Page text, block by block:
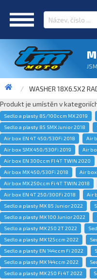
WASHER 18X6.5X2
Produkt je umístěn v
Sedlo a plasty 85/100ccm MX 2019
Sedlo a plasty 85 SMX Junior 2018
Air box EN 4T 450/530Fi 2018
Air
Air box SMX 450/530Fi 2019
Air
Air box EN 300ccm FI 4T TWIN 2020
Air box MX 450/530Fi 2018
Air box
Air box MX 250ccm Fi 4T TWIN 2018
Air box EN 4T 250/300Fi 2018
Air
Sedlo a plasty MX 85 Junior 2022
Sedlo a plasty MX 100 Junior 2022
Sedlo a plasty MX 250 2T 2022
Sedlo a plasty MX 125ccm 2022
Sedlo a plasty EN 144ccm Fi 2022
Sedlo a plasty MX 144ccm 2022
Sedlo a plasty MX 250 Fi 4T 2022